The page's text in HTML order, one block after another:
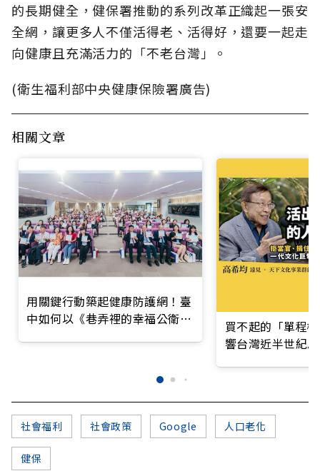
的長期健全，健保署推動的系列改革正織起一張安
全網，讓更多人不僅活得老、活得好，還要一起走
向健康且充滿活力的「不老台灣」。
(衛生福利部中央健康保險署廣告)
相關文章
用關鍵行動築起健康防護網！臺
中如何以《巷弄裡的幸福公衛》
買不起的「單程
響台灣近半世紀
社會福利 社會政策 Google 人口老化
健保